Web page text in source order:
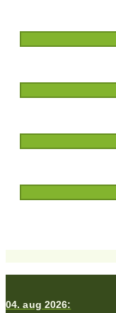
04. aug 2026: